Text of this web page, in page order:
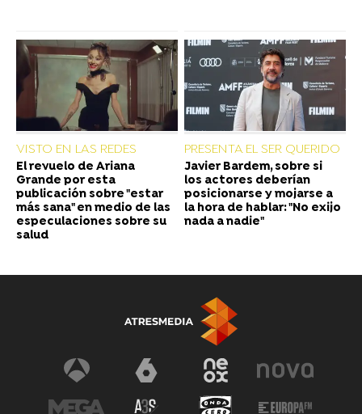
VISTO EN LAS REDES
El revuelo de Ariana
Grande por esta
publicación sobre "estar
más sana" en medio de las
especulaciones sobre su
salud
PRESENTA EL SER QUERIDO
Javier Bardem, sobre si
los actores deberían
posicionarse y mojarse a
la hora de hablar: "No exijo
nada a nadie"